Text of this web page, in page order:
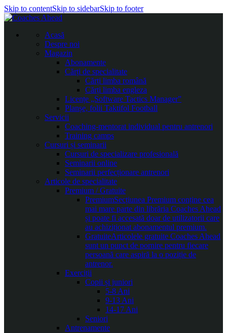
Skip to contentSkip to sidebarSkip to footer
Acasă
Despre noi
Magazin
Abonamente
Cărți de specialitate
Cărți limba română
Cărți limba engleza
Licențe „Software Tactics Manager”
Planșe, folii Taktifol Football
Servicii
Coaching-mentorat individual pentru antrenori
Training camps
Cursuri și seminarii
Cursuri de specializare profesională
Seminarii online
Seminarii perfecționare antrenori
Articole de specialitate
Premium / Gratuite
PremiumSecțiunea Premium conține cea
mai mare parte din librăria Coaches Ahead
și poate fi accesată doar de utilizatorii care
au achiziționat abonamentul premium.
GratuiteArticolele gratuite Coaches Ahead
sunt un punct de pornire pentru fiecare
persoană care aspiră la o poziție de
antrenor.
Exerciții
Copii și juniori
5-8 Ani
9-13 Ani
14-17 Ani
Seniori
Antrenamente